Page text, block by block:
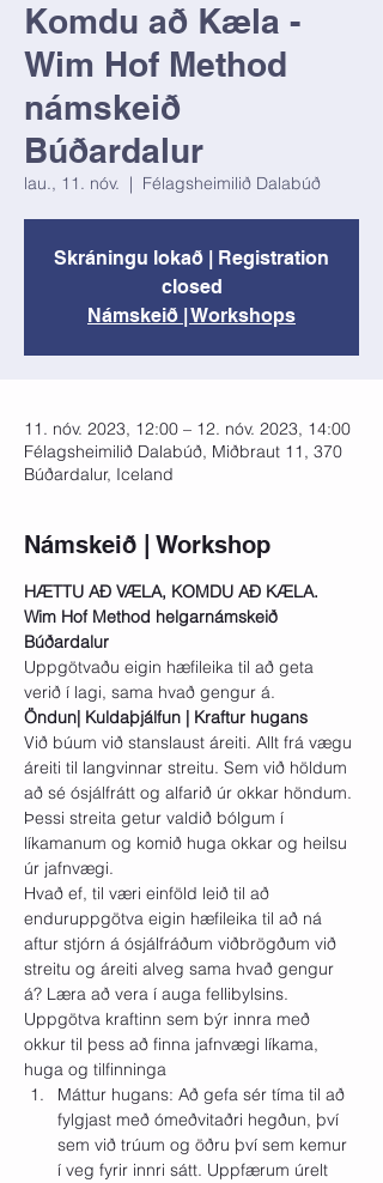
Komdu að Kæla -
Wim Hof Method
námskeið
Búðardalur
lau., 11. nóv.
  |
Félagsheimilið Dalabúð
Skráningu lokað | Registration
closed
Námskeið | Workshops
11. nóv. 2023, 12:00 – 12. nóv. 2023, 14:00
Félagsheimilið Dalabúð, Miðbraut 11, 370
Búðardalur, Iceland
Námskeið | Workshop
HÆTTU AÐ VÆLA, KOMDU AÐ KÆLA.
Wim Hof Method helgarnámskeið
Búðardalur
Uppgötvaðu eigin hæfileika til að geta
verið í lagi, sama hvað gengur á.
Öndun| Kuldaþjálfun | Kraftur hugans
Við búum við stanslaust áreiti. Allt frá vægu
áreiti til langvinnar streitu. Sem við höldum
að sé ósjálfrátt og alfarið úr okkar höndum.
Þessi streita getur valdið bólgum í
líkamanum og komið huga okkar og heilsu
úr jafnvægi.
Hvað ef, til væri einföld leið til að
enduruppgötva eigin hæfileika til að ná
aftur stjórn á ósjálfráðum viðbrögðum við
streitu og áreiti alveg sama hvað gengur
á? Læra að vera í auga fellibylsins.
Uppgötva kraftinn sem býr innra með
okkur til þess að finna jafnvægi líkama,
huga og tilfinninga
Máttur hugans: Að gefa sér tíma til að
fylgjast með ómeðvitaðri hegðun, því
sem við trúum og öðru því sem kemur
í veg fyrir innri sátt. Uppfærum úrelt